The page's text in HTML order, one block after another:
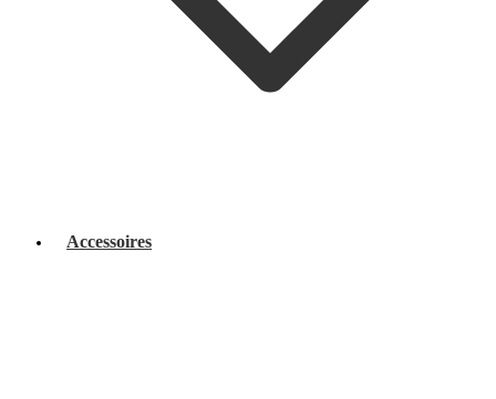
Accessoires